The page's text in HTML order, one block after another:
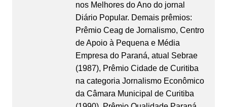
nos Melhores do Ano do jornal
Diário Popular. Demais prêmios:
Prêmio Ceag de Jornalismo, Centro
de Apoio à Pequena e Média
Empresa do Paraná, atual Sebrae
(1987), Prêmio Cidade de Curitiba
na categoria Jornalismo Econômico
da Câmara Municipal de Curitiba